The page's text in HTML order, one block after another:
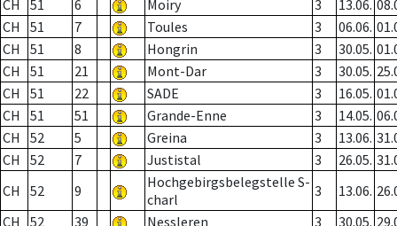
CH 51 6 Moiry 3 13.06.
CH
51 7 Toules 3 06.06.
CH
51 8 Hongrin 3 30.05.
CH
51 21 Mont-Dar 3 30.05.
CH
51 22 SADE 3 16.05.
CH
51 51 Grande-Enne 3 14.05.
CH
52 5 Greina 3 13.06.
CH
52 7 Justistal 3 26.05.
CH
52 9
Hochgebirgsbelegstelle S-
charl
3 13.06.
CH
52 39 Nessleren 3 30.05.